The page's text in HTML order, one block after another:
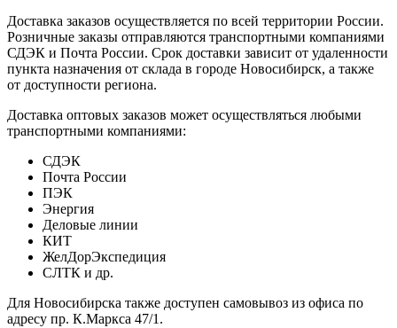
Доставка заказов осуществляется по всей территории России.
Розничные заказы отправляются транспортными компаниями
СДЭК и Почта России. Срок доставки зависит от удаленности
пункта назначения от склада в городе Новосибирск, а также
от доступности региона.
Доставка оптовых заказов может осуществляться любыми
транспортными компаниями:
СДЭК
Почта России
ПЭК
Энергия
Деловые линии
КИТ
ЖелДорЭкспедиция
СЛТК и др.
Для Новосибирска также доступен самовывоз из офиса по
адресу пр. К.Маркса 47/1.